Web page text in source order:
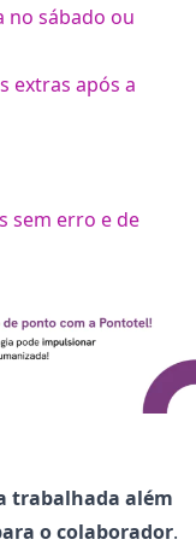
no sábado ou
extras após a
sem erro e de
trabalhada além
o colaborador.